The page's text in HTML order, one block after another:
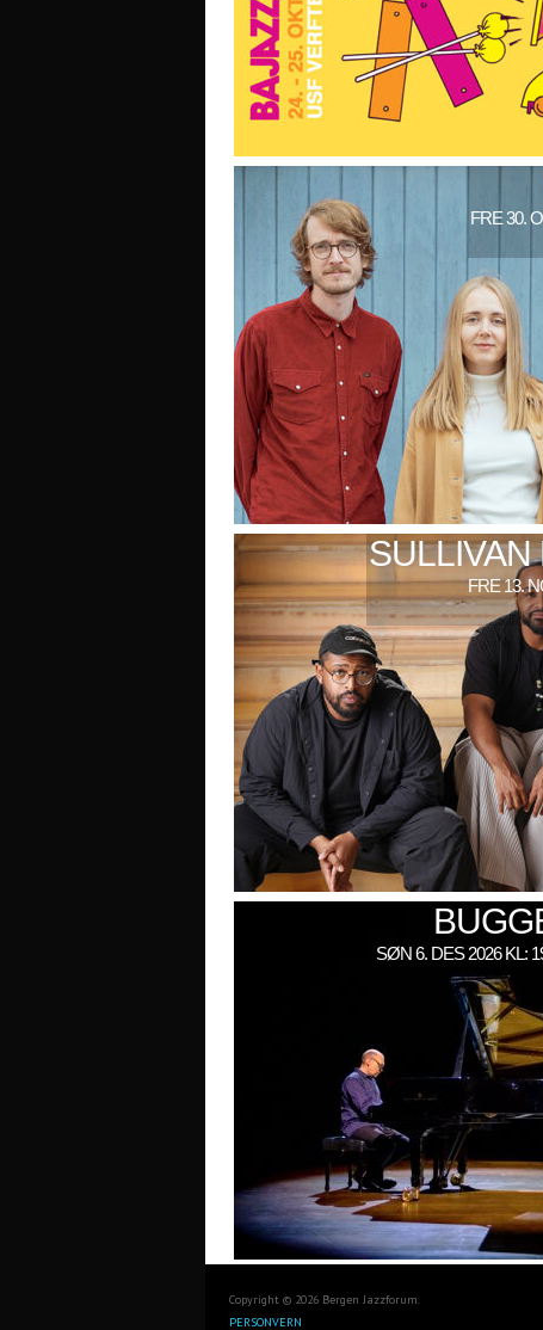
FRE 30.
SULLIVAN
FRE 13.
SØN 6. DES 2026 KL:
Copyright © 2026 Bergen Jazzforum.
PERSONVERN